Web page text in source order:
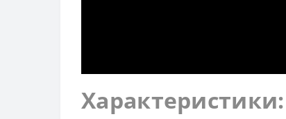
Характеристики: